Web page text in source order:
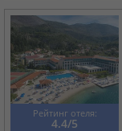
Рейтинг отеля:
4.4/5